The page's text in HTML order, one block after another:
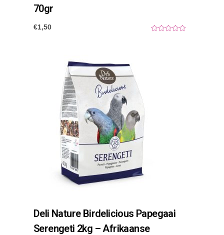
70gr
€1,50
Deli Nature Birdelicious Papegaai
Serengeti 2kg – Afrikaanse